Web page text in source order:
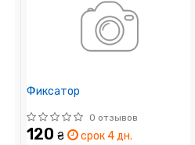
Фиксатор
0 отзывов
120 ₴ срок 4 дн.